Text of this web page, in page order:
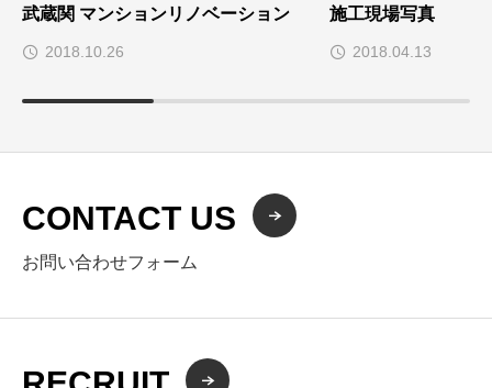
武蔵関 マンションリノベーション
2018.10.26
施工現場写真
2018.04.13
CONTACT US
お問い合わせフォーム